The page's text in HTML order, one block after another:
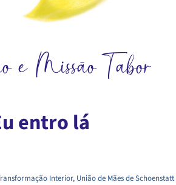
e Missão Tabor
entro lá
Interior, União de Mães de Schoenstatt